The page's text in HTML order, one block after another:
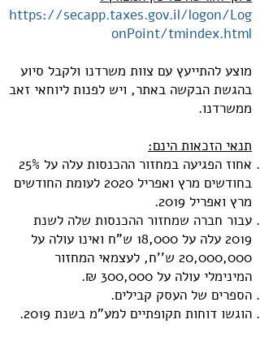
https://secapp.taxes.gov.il/logon/Log
onPoint/tmindex.html
מוצע להתייעץ עם צוות משרדנו ולקבל סיוע
בהגשת הבקשה באתר, ויש לפנות ליוחאי זאב
ממשרדנו.
תנאי הזכאות הינם:
אחוז הפגיעה במחזור ההכנסות עלה על 25%
בחודשים מרץ ואפריל 2020 לעומת החודשים
מרץ ואפריל 2019.
עבור חברה שמחזור ההכנסות שלה לשנת
2019 עלה על 18,000 ש"ח ואינו עולה על
20,000,000 ש''ח, לעצמאי המחזור
המינימלי עולה על 300,000 ₪.
הספרים של העסק קבילים.
הוגשו דוחות תקופתיים למע"מ בשנת 2019.